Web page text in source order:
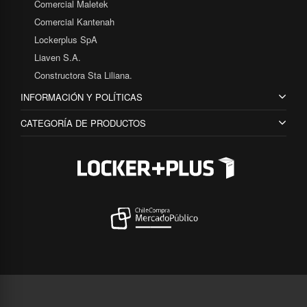
Comercial Maletek
Comercial Kantenah
Lockerplus SpA
Liaven S.A.
Constructora Sta Liliana.
INFORMACIÓN Y POLÍTICAS
CATEGORÍA DE PRODUCTOS